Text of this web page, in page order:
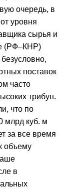
очередь, в
уровня
сырья и
(РФ–КНР)
поставок
часто
трибун.
что по
млрд куб. м
за все время
объему
в